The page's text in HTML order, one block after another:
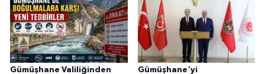
Gümüşhane Valiliğinden
Gümüşhane'yi